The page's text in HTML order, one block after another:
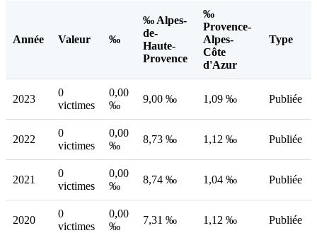
Année Valeur ‰
‰ Alpes-
de-
Haute-
Provence
‰
Provence-
Alpes-
Côte
d'Azur
Type
2023
0
victimes
0,00
‰
9,00 ‰ 1,09 ‰ Publiée
2022
0
victimes
0,00
‰
8,73 ‰ 1,12 ‰ Publiée
2021
0
victimes
0,00
‰
8,74 ‰ 1,04 ‰ Publiée
2020
0
victimes
0,00
‰
7,31 ‰ 1,12 ‰ Publiée